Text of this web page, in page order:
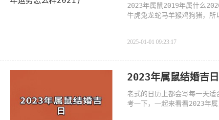
2023年属鼠2019年属什么
牛虎兔龙蛇马羊猴鸡狗猪，
2025-01-01 09:23:17
2023年属鼠结婚吉
老式的日历上都会写每一天
考一下，一起来看看2023年